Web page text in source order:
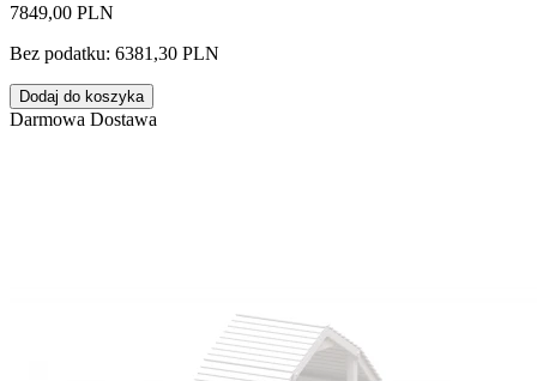
7849,00 PLN
Bez podatku: 6381,30 PLN
Dodaj do koszyka
Darmowa Dostawa